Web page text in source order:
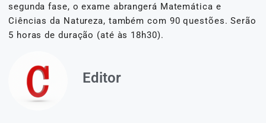
segunda fase, o exame abrangerá Matemática e
Ciências da Natureza, também com 90 questões. Serão
5 horas de duração (até às 18h30).
Editor